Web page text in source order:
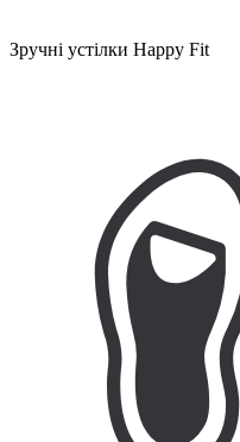
Зручні устілки Happy Fit